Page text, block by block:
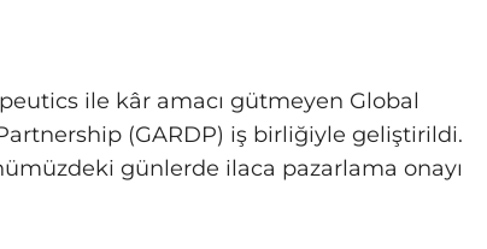
ile kâr amacı gütmeyen Global
(GARDP) iş birliğiyle geliştirildi.
günlerde ilaca pazarlama onayı